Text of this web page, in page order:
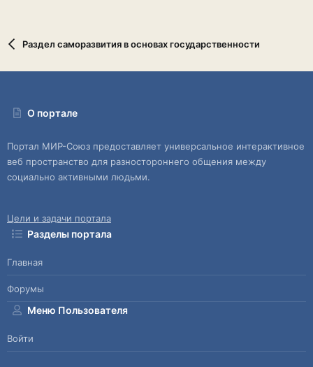
Раздел саморазвития в основах государственности
О портале
Портал МИР-Союз предоставляет универсальное интерактивное
веб пространство для разностороннего общения между
социально активными людьми.
Цели и задачи портала
Разделы портала
Главная
Форумы
Меню Пользователя
Войти